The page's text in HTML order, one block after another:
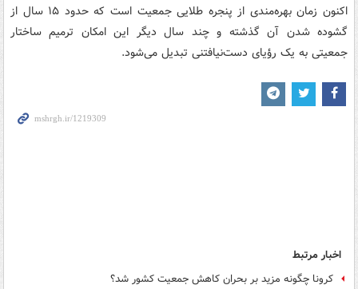
اکنون زمان بهره‌مندی از پنجره طلایی جمعیت است که حدود ۱۵ سال از
گشوده شدن آن گذشته و چند سال دیگر این امکان ترمیم ساختار
جمعیتی به یک رؤیای دست‌نیافتنی تبدیل می‌شود.
اخبار مرتبط
کرونا چگونه مزید بر بحران کاهش جمعیت کشور شد؟